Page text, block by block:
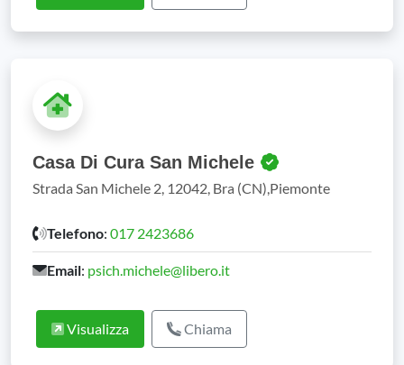
Casa Di Cura San Michele
Strada San Michele 2, 12042, Bra (CN),Piemonte
Telefono: 017 2423686
Email: psich.michele@libero.it
Visualizza Chiama